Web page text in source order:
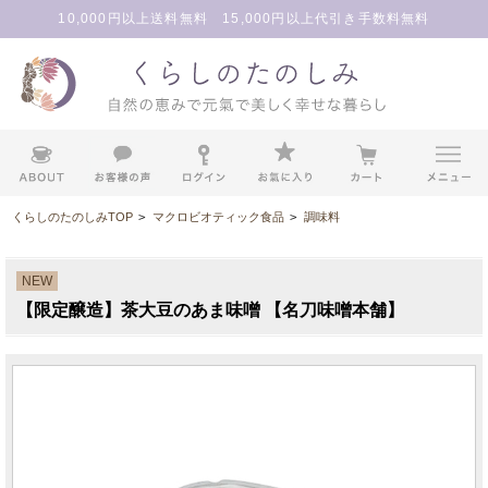
10,000円以上送料無料 15,000円以上代引き手数料無料
くらしのたのしみTOP > マクロビオティック食品 > 調味料
NEW
【限定醸造】茶大豆のあま味噌 【名刀味噌本舗】